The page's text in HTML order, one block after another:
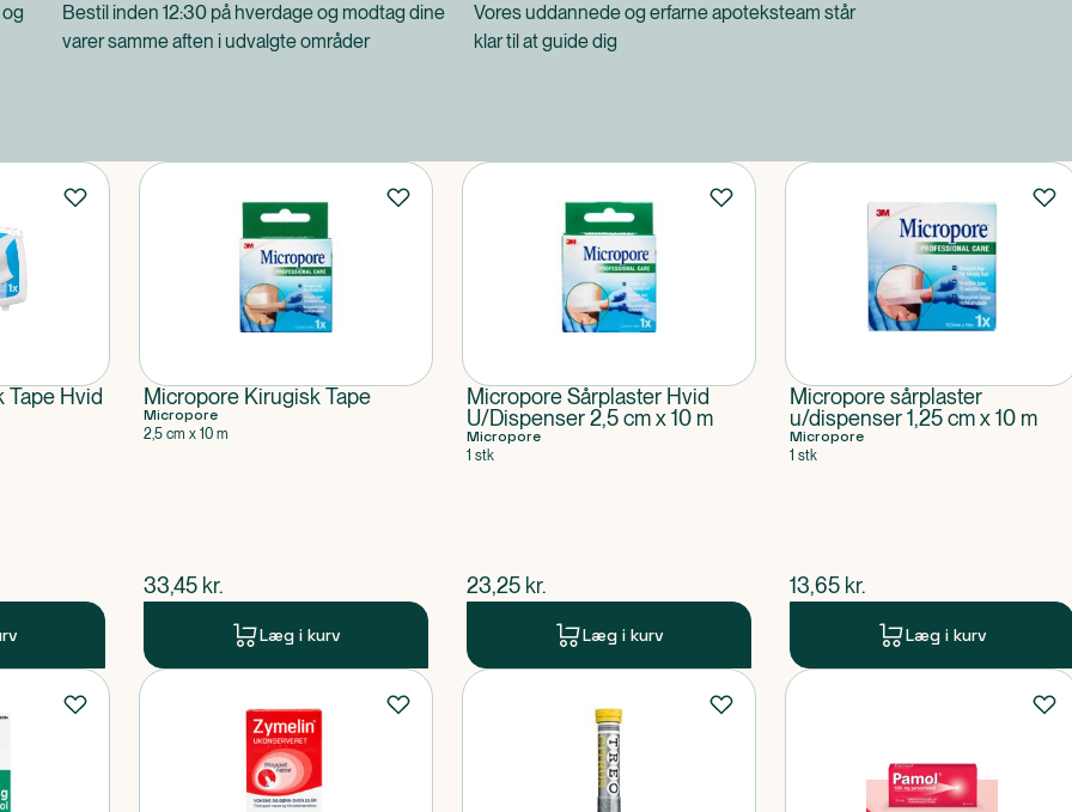
Bestil inden 12:30 på hverdage og modtag dine
varer samme aften i udvalgte områder
Vores uddannede og erfarne apoteksteam står
klar til at guide dig
Tape Hvid
Micropore Kirugisk Tape
Micropore
2,5 cm x 10 m
$nuværende pris
33,45 kr.
Læg i kurv
Micropore Sårplaster Hvid
U/Dispenser 2,5 cm x 10 m
Micropore
1 stk
$nuværende pris
23,25 kr.
Læg i kurv
Micropore sårplaster
u/dispenser 1,25 cm x 10 m
Micropore
1 stk
$nuværende pris
13,65 kr.
Læg i kurv